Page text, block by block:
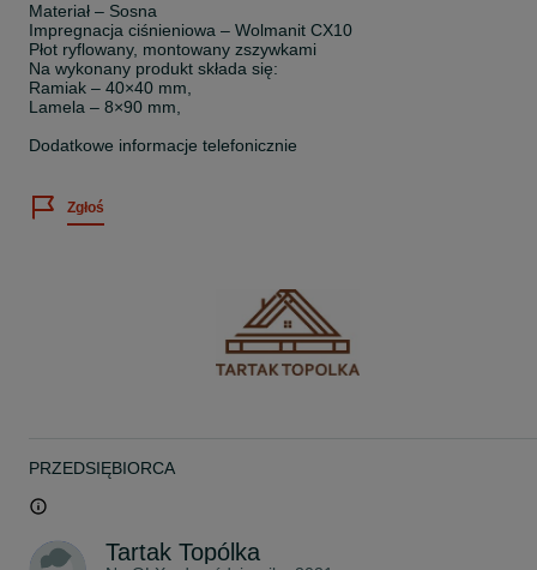
Materiał – Sosna
Impregnacja ciśnieniowa – Wolmanit CX10
Płot ryflowany, montowany zszywkami
Na wykonany produkt składa się:
Ramiak – 40×40 mm,
Lamela – 8×90 mm,
Dodatkowe informacje telefonicznie
Zgłoś
PRZEDSIĘBIORCA
Tartak Topólka